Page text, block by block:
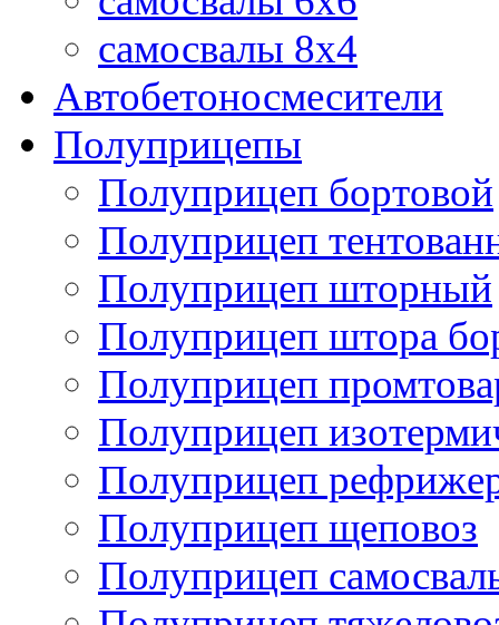
самосвалы 8x4
Автобетоносмесители
Полуприцепы
Полуприцеп бортовой
Полуприцеп
Полуприцеп шторный
Полуприцеп штора
Полуприцеп
Полуприцеп
Полуприцеп
Полуприцеп щеповоз
Полуприцеп